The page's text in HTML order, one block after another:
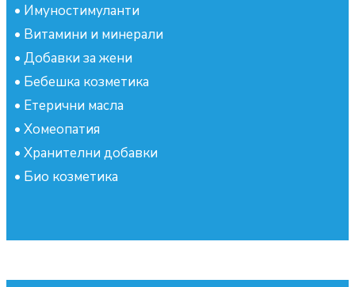
• Имуностимуланти
• Витамини и минерали
• Добавки за жени
• Бебешка козметика
• Етерични масла
• Хомеопатия
• Хранителни добавки
• Био козметика